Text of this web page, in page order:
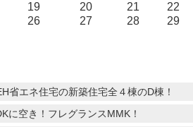
19 20 21
22
26 27 28
29
省エネ住宅の新築住宅全４棟のD棟！
に空き！フレグランスMMK！